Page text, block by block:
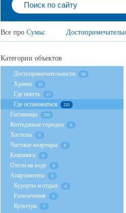
Все про Сумы:
Категории объектов
Достопримечательности 59
Храмы 15
Где поесть 17
Где остановиться 233
Гостиницы 233
Коттеджные городки 0
Хостелы 0
Частные квартиры 0
Кемпинги 0
Отели на воде 0
Апартаменты 0
Курорты и отдых 4
Развлечения 1
Культура 7